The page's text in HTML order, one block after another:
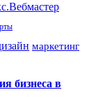
маркетинг
бизнеса в